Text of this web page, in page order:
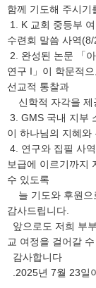
함께 기도해 주시기
1. K 교회 중등부
수련회 말씀 사역
2. 완성된 논문 「
연구 I」이 학문적
선교적 통찰과
신학적 자각을 제
3. GMS 국내 지부
이 하나님의 지혜
4. 연구와 집필 사
보급에 이르기까지
수 있도록
늘 기도와 후원으
감사드립니다.
앞으로도 저희 부
교 여정을 걸어갈
감사합니다
.2025년 7월 23일